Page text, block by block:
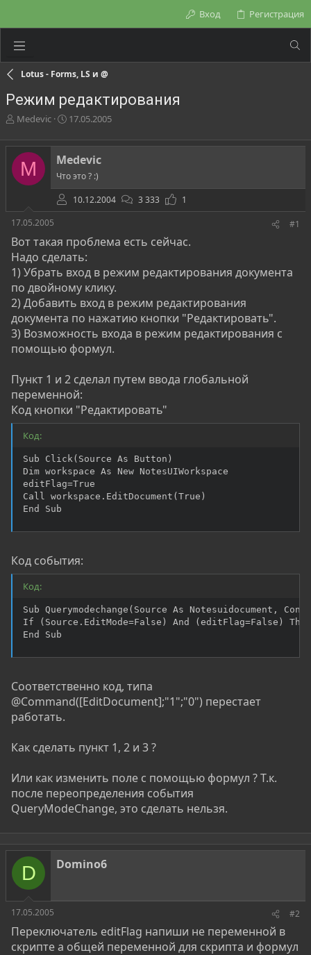
Вход Регистрация
Lotus - Forms, LS и @
Режим редактирования
А
т
о
т
ы
Medevic
Д
т
а
н
а
ч
17.05.2005
M Medevic
Что это ? :)
10.12.2004
3 333
1
17.05.2005
#1
Вот такая проблема есть сейчас.
Надо сделать:
1) Убрать вход в режим редактирования документа
по двойному клику.
2) Добавить вход в режим редактирования
документа по нажатию кнопки "Редактировать".
3) Возможность входа в режим редактирования с
помощью формул.
Пункт 1 и 2 сделал путем ввода глобальной
переменной:
Код кнопки "Редактировать"
Код:
Sub Click(Source As Button)
Dim workspace As New NotesUIWorkspace
editFlag=True
Call workspace.EditDocument(True)
End Sub
Код события:
Код:
Sub Querymodechange(Source As Notesuidocument,
If (Source.EditMode=False) And (editFlag=False)
End Sub
Соответственно код, типа
@Command([EditDocument];"1";"0") перестает
работать.
Как сделать пункт 1, 2 и 3 ?
Или как изменить поле с помощью формул ? Т.к.
после переопределения события
QueryModeChange, это сделать нельзя.
D Domino6
17.05.2005 #2
Переключатель editFlag напиши не переменной в
скрипте а общей переменной для скрипта и формул